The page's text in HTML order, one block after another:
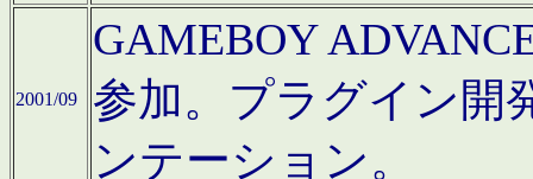
2001/09
GAMEBOY
参加。プラグイン開
ンテーション。